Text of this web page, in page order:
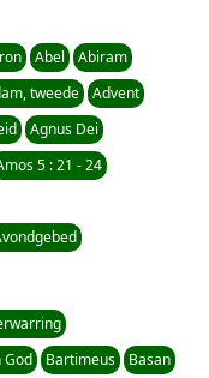
Abel
Abiram
tweede
Advent
Agnus Dei
5 : 21 - 24
God Bartimeus
Basan